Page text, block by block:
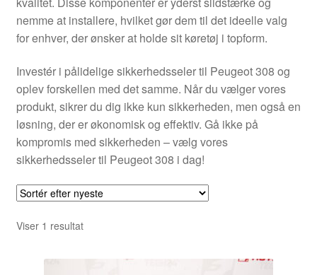
Om os
Privatlivspolitik
Vilkår og betingelser
nemme at installere, hvilket gør dem til det ideelle valg
for enhver, der ønsker at holde sit køretøj i topform.
Investér i pålidelige sikkerhedsseler til Peugeot 308 og
oplev forskellen med det samme. Når du vælger vores
produkt, sikrer du dig ikke kun sikkerheden, men også en
løsning, der er økonomisk og effektiv. Gå ikke på
kompromis med sikkerheden – vælg vores
sikkerhedsseler til Peugeot 308 i dag!
Viser 1 resultat